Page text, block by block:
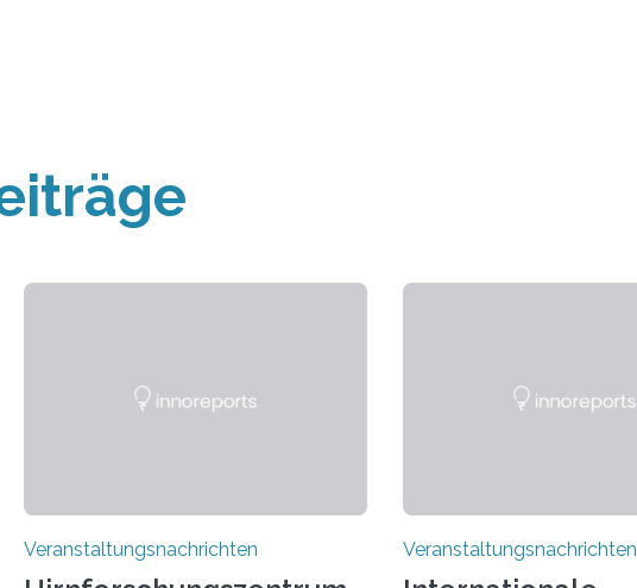
Veranstaltungsnachrichten Veranstaltungsnachrichten